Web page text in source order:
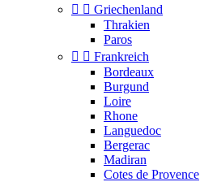
  Griechenland
Thrakien
Paros
  Frankreich
Bordeaux
Burgund
Loire
Rhone
Languedoc
Bergerac
Madiran
Cotes de Provence